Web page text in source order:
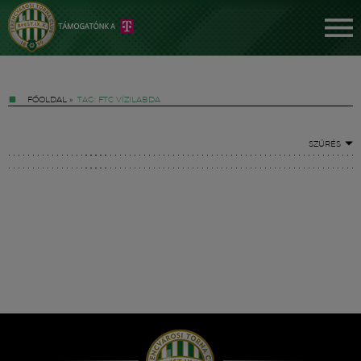
FŐOLDAL » TAG: FTC VÍZILABDA
SZŰRÉS
Hírek